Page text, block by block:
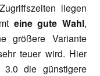
liegen
eine gute Wahl,
größere Variante
teuer wird. Hier
die günstigere